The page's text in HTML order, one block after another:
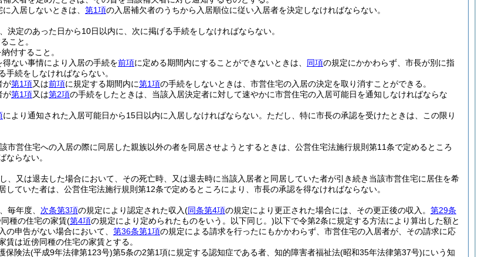
入居しないときは、 第1項の入居補欠者のうちから入居順位に従い入居者を決定しなければならない。
決定のあった日から10日以内に、次に掲げる手続をしなければならない。
こと。
付すること。
ない事情により入居の手続を前項に定める期間内にすることができないときは、 同項の規定にかかわらず、市長が別に指
手続をしなければならない。
が第1項又は前項に規定する期間内に第1項の手続をしないときは、市営住宅の入居の決定を取り消すことができる。
が第1項又は第2項の手続をしたときは、当該入居決定者に対して速やかに市営住宅の入居可能日を通知しなければならな
により通知された入居可能日から15日以内に入居しなければならない。 ただし、特に市長の承認を受けたときは、この限り
市営住宅への入居の際に同居した親族以外の者を同居させようとするときは、公営住宅法施行規則第11条で定めるところ
ならない。
、又は退去した場合において、その死亡時、又は退去時に当該入居者と同居していた者が引き続き当該市営住宅に居住を希
していた者は、公営住宅法施行規則第12条で定めるところにより、市長の承認を得なければならない。
毎年度、 次条第3項の規定により認定された収入(同条第4項の規定により更正された場合には、その更正後の収入。 第29条
種の住宅の家賃(第4項の規定により定められたものをいう。以下同じ。)以下で令第2条に規定する方法により算出した額と
の申告がない場合において、 第36条第1項の規定による請求を行ったにもかかわらず、市営住宅の入居者が、その請求に応
賃は近傍同種の住宅の家賃とする。
保険法(平成9年法律第123号)第5条の2第1項に規定する認知症である者、知的障害者福祉法(昭和35年法律第37号)にいう知